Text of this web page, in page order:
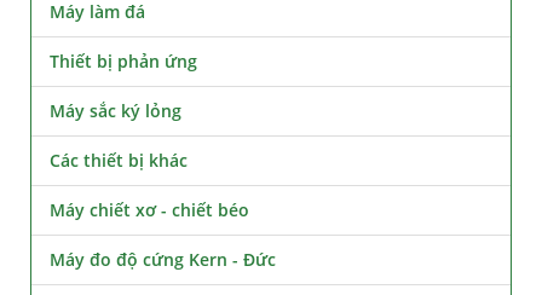
Máy làm đá
Thiết bị phản ứng
Máy sắc ký lỏng
Các thiết bị khác
Máy chiết xơ - chiết béo
Máy đo độ cứng Kern - Đức